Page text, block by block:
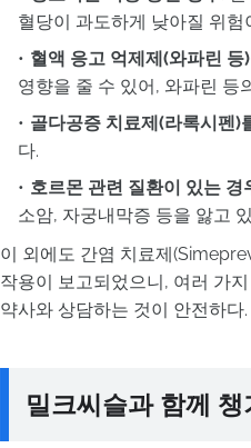
혈당이 과도하게 낮아질 위험
혈액 응고 억제제(와파린
영향을 줄 수 있어, 와파린 등
골다공증 치료제(라록시펜)
다.
호르몬 관련 질환이 있는 경
소암, 자궁내막증 등을 앓고
이 외에도 간염 치료제
작용이 보고되었으니, 여러 가
약사와 상담하는 것이 안전하다.
밀크씨슬과 함께